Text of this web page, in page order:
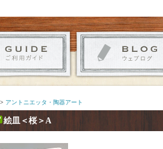
> アントニエッタ・陶器アート
絵皿＜桜＞A